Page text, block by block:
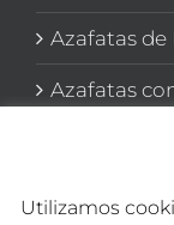
Azafatas
Azafatas
Utilizamos